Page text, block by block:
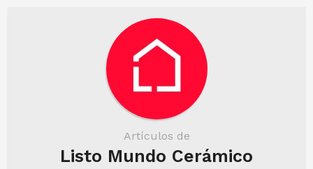
Artículos de
Listo Mundo Cerámico